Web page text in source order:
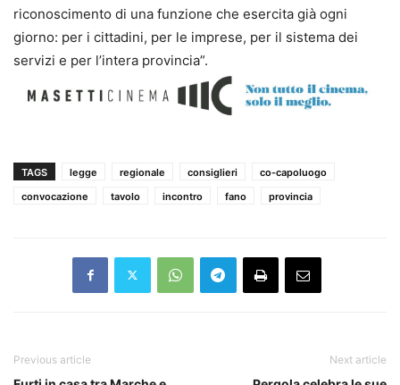
riconoscimento di una funzione che esercita già ogni
giorno: per i cittadini, per le imprese, per il sistema dei
servizi e per l’intera provincia”.
TAGS legge regionale consiglieri
co-capoluogo
convocazione
tavolo incontro fano provincia
Previous article Next article